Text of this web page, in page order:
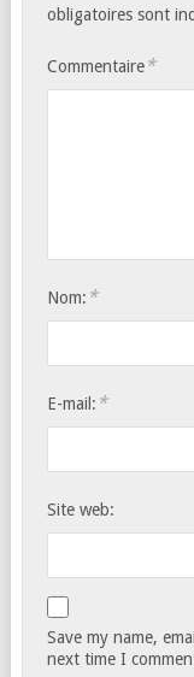
obligatoires sont
Commentaire*
Nom: *
E-mail: *
Site web:
Save my name,
next time I